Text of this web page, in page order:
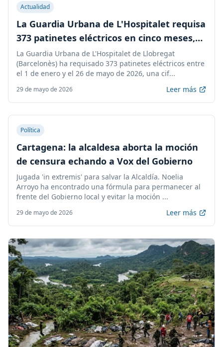
Actualidad
La Guardia Urbana de L'Hospitalet requisa
373 patinetes eléctricos en cinco meses,
más que en todo 2025
La Guardia Urbana de L'Hospitalet de Llobregat
(Barcelonès) ha requisado 373 patinetes eléctricos entre
el 1 de enero y el 26 de mayo de 2026, una cif...
29 de mayo de 2026 Leer más
Política
Cartagena: la alcaldesa aborta la moción
de censura echando a Vox del Gobierno
Jugada 'in extremis' para salvar la Alcaldía. Noelia
Arroyo ha encontrado una fórmula para permanecer al
frente del Gobierno local y evitar la moción ...
29 de mayo de 2026 Leer más